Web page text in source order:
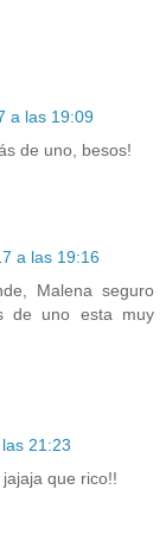
a las 19:09
de uno, besos!
a las 19:16
Malena seguro
de uno esta muy
21:23
que rico!!